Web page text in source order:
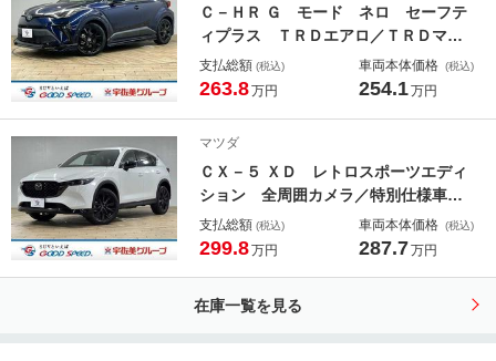
Ｃ－ＨＲ Ｇ モード ネロ セーフテ
ィプラス ＴＲＤエアロ／ＴＲＤマフ
ラー／純正８型ディスプレイオーディ
オ／全周囲カメラ／ハーフレザーシー
ヒーター／ＡＣ１００Ｖ／ＥＴＣ／Ｌ
ＥＤ
支払総額 (税込)
263.8万円
車両本体価格 (税込)
254.1万円
マツダ
ＣＸ－５ ＸＤ レトロスポーツエディ
ション 全周囲カメラ／特別仕様車／
１０．２５インチナビ／ハーフレザー
シート／レーダークルーズコントロー
ヤレス充電／パドルシフト／ＬＥＤ
支払総額 (税込)
299.8万円
車両本体価格 (税込)
287.7万円
在庫一覧を見る